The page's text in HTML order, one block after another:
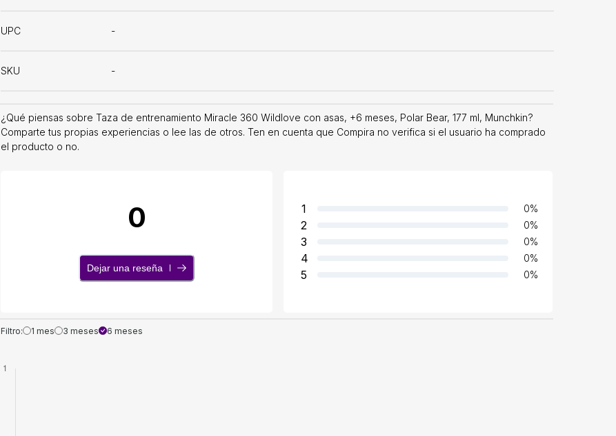
UPC -
SKU -
¿Qué piensas sobre Taza de entrenamiento Miracle 360 Wildlove con asas, +6 meses, Polar Bear, 177 ml, Munchkin?
Comparte tus propias experiencias o lee las de otros. Ten en cuenta que Compira no verifica si el usuario ha comprado
el producto o no.
0
Dejar una reseña
1 0%
2 0%
3 0%
4 0%
5 0%
Filtro: 1 mes 3 meses 6 meses